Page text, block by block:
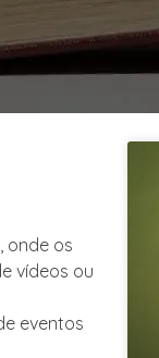
onde os
vídeos ou
eventos